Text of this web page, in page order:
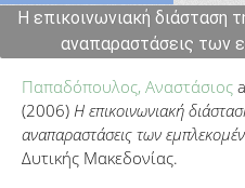
Η επικοινωνιακή διάσταση
αναπαραστάσεις των
Παπαδόπουλος, Αναστάσιος
(2006) Η επικοινωνιακή
αναπαραστάσεις των
Δυτικής Μακεδονίας.